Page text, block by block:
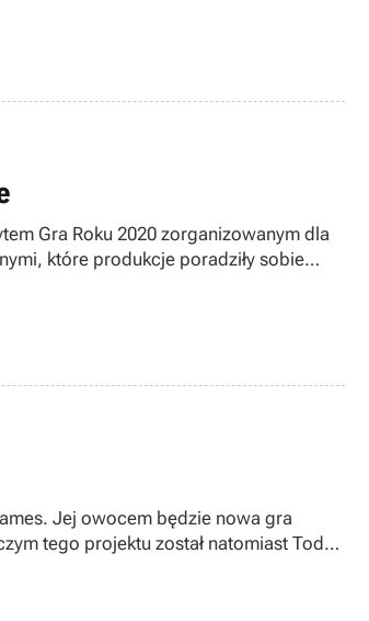
Gra Roku 2020 zorganizowanym dla
które produkcje poradziły sobie
Jej owocem będzie nowa gra
tego projektu został natomiast Todd